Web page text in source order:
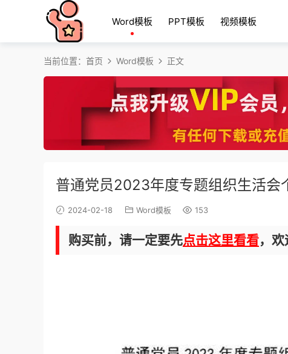
Word模板 PPT模板 视频模板
当前位置： 首页 Word模板 正文
普通党员2023年度专题组织生活会
2024-02-18 Word模板 153
购买前，请一定要先点击这里看看，